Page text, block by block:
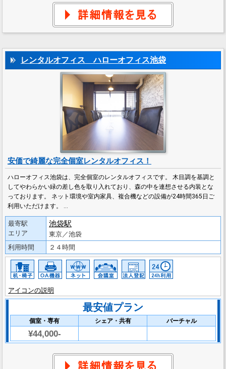
レンタルオフィス ハローオフィス池袋
安価で綺麗な完全個室レンタルオフィス！
ハローオフィス池袋は、完全個室のレンタルオフィスです。 木目調を基調と
してやわらかい緑の差し色を取り入れており、森の中を連想させる内装とな
っております。 ネット環境や室内家具、複合機などの設備が24時間365日ご
利用いただけます。 …
最寄駅
エリア
池袋駅
東京／池袋
利用時間
２４時間
アイコンの説明
最安値プラン
個室・専有 シェア・共有 バーチャル
¥44,000-